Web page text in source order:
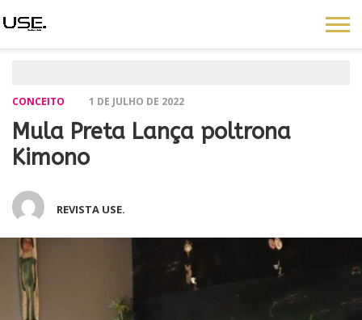
CONCEITO 1 DE JULHO DE 2022
Mula Preta Lança poltrona
Kimono
REVISTA USE.